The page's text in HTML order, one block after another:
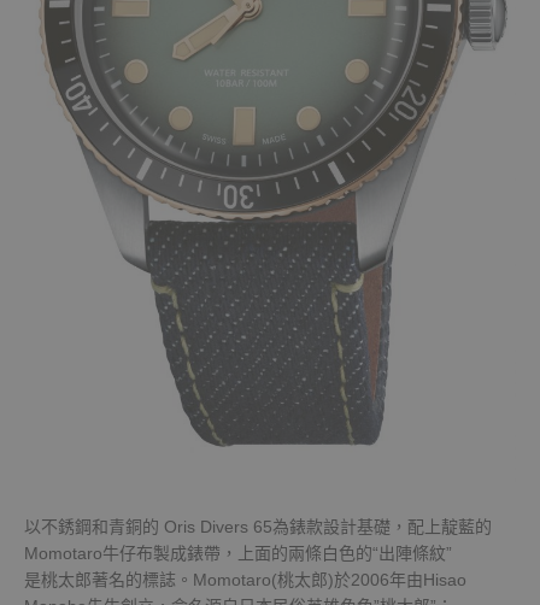
以不銹鋼和青銅的 Oris Divers 65為錶款設計基礎，配上靛藍的
Momotaro牛仔布製成錶帶，上面的兩條白色的“出陣條紋”
是桃太郎著名的標誌。Momotaro(桃太郎)於2006年由Hisao